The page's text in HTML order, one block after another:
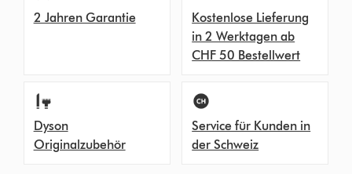
2 Jahren Garantie
Kostenlose Lieferung
in 2 Werktagen ab
CHF 50 Bestellwert
Dyson
Originalzubehör
Service für Kunden in
der Schweiz